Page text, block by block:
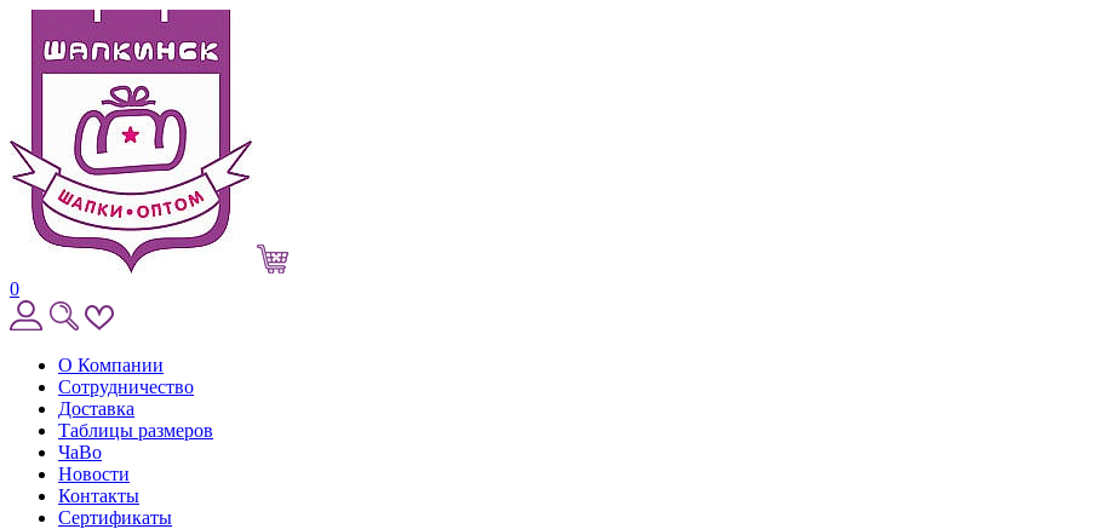
0
О Компании
Сотрудничество
Доставка
Таблицы размеров
ЧаВо
Новости
Контакты
Сертификаты